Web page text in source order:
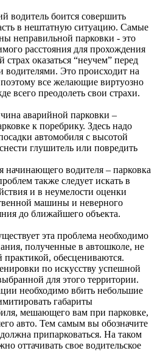
водитель боится совершить
в нештатную ситуацию. Самые
неправильной парковки - это
расстояния для прохождения
оказаться “неучем” перед
Это происходит на
все желающие виртуозно
всего преодолеть свои страхи.
аварийной парковки –
к поребрику. Здесь надо
автомобиля с высотой
глушитель или повредить
начинающего водителя – парковка
также следует искать в
и в неумелости оценки
машины и неверного
до ближайшего объекта.
эта проблема необходимо
полученные в автошколе, не
практикой, обесцениваются.
по искусству успешной
для этого территории.
необходимо вбить небольшие
габариты
мешающего вам при парковке,
авто. Тем самым вы обозначите
припарковаться. На таком
оттачивать свое водительское